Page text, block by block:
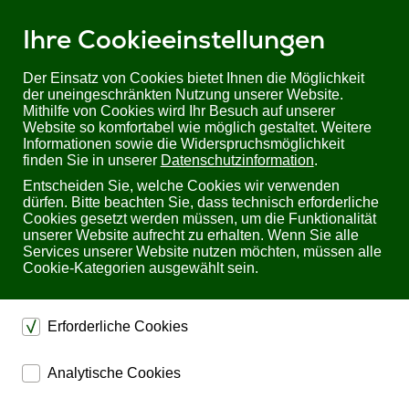
Ihre Cookieeinstellungen
Der Einsatz von Cookies bietet Ihnen die Möglichkeit
der uneingeschränkten Nutzung unserer Website.
Mithilfe von Cookies wird Ihr Besuch auf unserer
Website so komfortabel wie möglich gestaltet. Weitere
Informationen sowie die Widerspruchsmöglichkeit
finden Sie in unserer Datenschutzinformation.
Entscheiden Sie, welche Cookies wir verwenden
dürfen. Bitte beachten Sie, dass technisch erforderliche
Cookies gesetzt werden müssen, um die Funktionalität
unserer Website aufrecht zu erhalten. Wenn Sie alle
Services unserer Website nutzen möchten, müssen alle
Cookie-Kategorien ausgewählt sein.
Erforderliche Cookies
dienen dem technischen einwandfreien Betrieb unserer
Website.
Analytische Cookies